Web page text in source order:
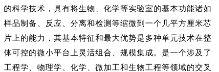
的科学技术，具有将生物、化学等实验室的基本功能诸如
样品制备、反应、分离和检测等缩微到一个几平方厘米芯
片上的能力，其基本特征和最大优势是多种单元技术在整
体可控的微小平台上灵活组合、规模集成。是一个涉及了
工程学、物理学、化学、微加工和生物工程等领域的交叉